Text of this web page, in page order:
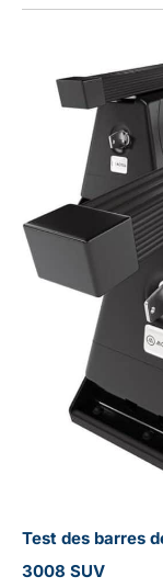
Test des barres
3008 SUV